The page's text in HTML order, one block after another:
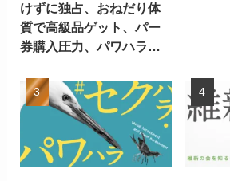
けずに独占、おねだり体
質で高級品ゲット、パー
券購入圧力、パワハラ…